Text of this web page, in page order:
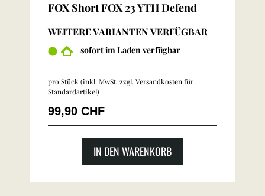
FOX Short FOX 23 YTH Defend
WEITERE VARIANTEN VERFÜGBAR
sofort im Laden verfügbar
pro Stück (inkl. MwSt. zzgl. Versandkosten für
Standardartikel)
99,90 CHF
IN DEN WARENKORB